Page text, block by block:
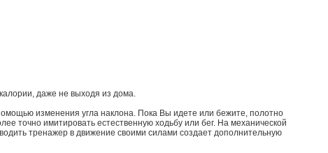
даже не выходя из дома.
изменения угла наклона. Пока Вы идете или бежите, полотно
точно имитировать естественную ходьбу или бег. На механической
тренажер в движение своими силами создает дополнительную